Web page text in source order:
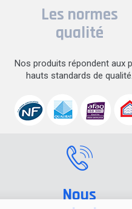
Les normes
qualité
Nos produits répondent aux
hauts standards de qualité.
Nous